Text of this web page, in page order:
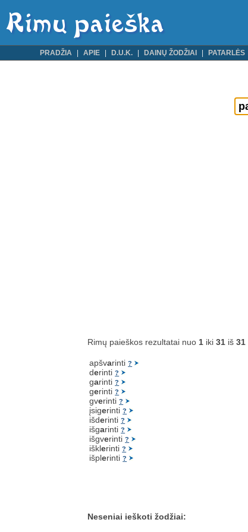
PRADŽIA APIE D.U.K. DAINŲ ŽODŽIAI PATARLĖS
Rimų paieškos rezultatai nuo 1 iki31 iš31
apšvarinti?
derinti?
garinti?
gerinti?
gverinti?
įsigerinti?
išderinti?
išgarinti?
išgverinti?
išklerinti?
išplerinti?
Neseniai ieškoti žodžiai: